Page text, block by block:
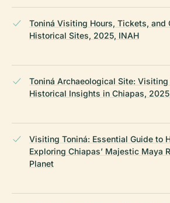
Toniná Visiting Hours, Tickets, and
Historical Sites, 2025, INAH
Toniná Archaeological Site:
Historical Insights in Chiapas,
Visiting Toniná: Essential Guide to
Exploring Chiapas’ Majestic Maya
Planet